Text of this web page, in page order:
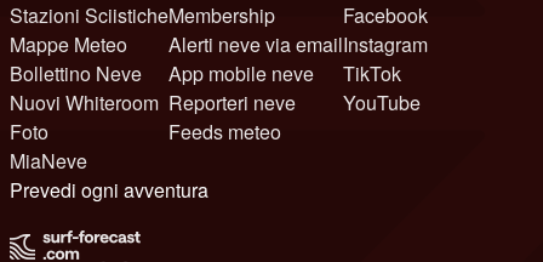
Stazioni Sciistiche
Mappe Meteo
Bollettino Neve
Nuovi Whiteroom
Foto
MiaNeve
Membership
Alerti neve via email
App mobile neve
Reporteri neve
Feeds meteo
Facebook
Instagram
TikTok
YouTube
Prevedi ogni avventura